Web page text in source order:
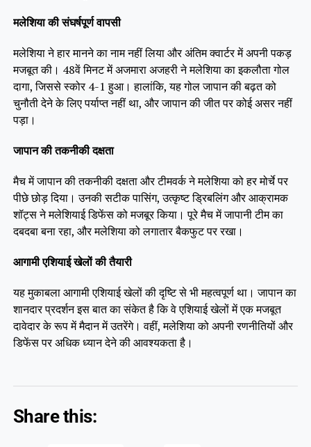
मलेशिया की संघर्षपूर्ण वापसी
मलेशिया ने हार मानने का नाम नहीं लिया और अंतिम क्वार्टर में अपनी पकड़
मजबूत की। 48वें मिनट में अजमारा अजहरी ने मलेशिया का इकलौता गोल
दागा, जिससे स्कोर 4-1 हुआ। हालांकि, यह गोल जापान की बढ़त को
चुनौती देने के लिए पर्याप्त नहीं था, और जापान की जीत पर कोई असर नहीं
पड़ा।
जापान की तकनीकी दक्षता
मैच में जापान की तकनीकी दक्षता और टीमवर्क ने मलेशिया को हर मोर्चे पर
पीछे छोड़ दिया। उनकी सटीक पासिंग, उत्कृष्ट ड्रिबलिंग और आक्रामक
शॉट्स ने मलेशियाई डिफेंस को मजबूर किया। पूरे मैच में जापानी टीम का
दबदबा बना रहा, और मलेशिया को लगातार बैकफुट पर रखा।
आगामी एशियाई खेलों की तैयारी
यह मुकाबला आगामी एशियाई खेलों की दृष्टि से भी महत्वपूर्ण था। जापान का
शानदार प्रदर्शन इस बात का संकेत है कि वे एशियाई खेलों में एक मजबूत
दावेदार के रूप में मैदान में उतरेंगे। वहीं, मलेशिया को अपनी रणनीतियों और
डिफेंस पर अधिक ध्यान देने की आवश्यकता है।
Share this: